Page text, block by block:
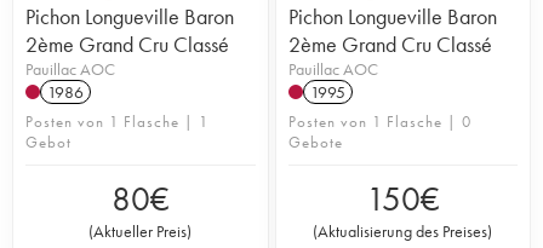
Pichon Longueville Baron
2ème Grand Cru Classé
Pauillac AOC
1986
Posten von 1 Flasche | 1
Gebot
80€
(Aktueller Preis)
Pichon Longueville Baron
2ème Grand Cru Classé
Pauillac AOC
1995
Posten von 1 Flasche | 0
Gebote
150€
(Aktualisierung des Preises)